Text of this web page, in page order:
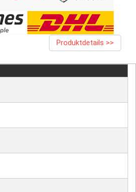
Produktdetails >>